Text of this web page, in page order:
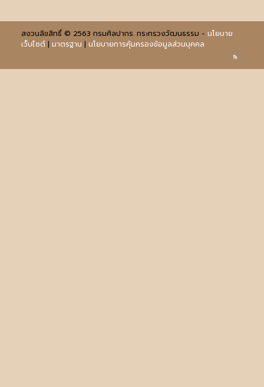
สงวนลิขสิทธิ์ © 2563 กรมศิลปากร. กระทรวงวัฒนธรรม - นโยบาย
เว็บไซต์| มาตรฐาน | นโยบายการคุ้มครองข้อมูลส่วนบุคคล